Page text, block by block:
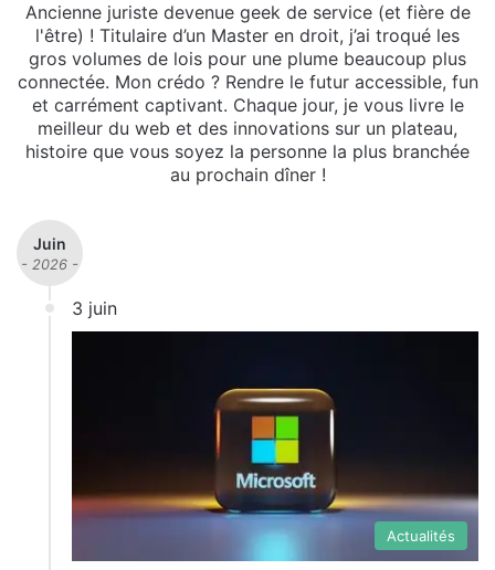
Ancienne juriste devenue geek de service (et fière de
l'être) ! Titulaire d’un Master en droit, j’ai troqué les
gros volumes de lois pour une plume beaucoup plus
connectée. Mon crédo ? Rendre le futur accessible, fun
et carrément captivant. Chaque jour, je vous livre le
meilleur du web et des innovations sur un plateau,
histoire que vous soyez la personne la plus branchée
au prochain dîner !
Juin
- 2026 -
3 juin
Actualités